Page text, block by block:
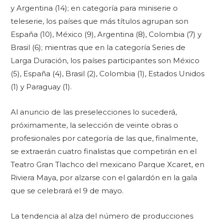
y Argentina (14); en categoría para miniserie o
teleserie, los países que más títulos agrupan son
España (10), México (9), Argentina (8), Colombia (7) y
Brasil (6); mientras que en la categoría Series de
Larga Duración, los países participantes son México
(5), España (4), Brasil (2), Colombia (1), Estados Unidos
(1) y Paraguay (1).
Al anuncio de las preselecciones lo sucederá,
próximamente, la selección de veinte obras o
profesionales por categoría de las que, finalmente,
se extraerán cuatro finalistas que competirán en el
Teatro Gran Tlachco del mexicano Parque Xcaret, en
Riviera Maya, por alzarse con el galardón en la gala
que se celebrará el 9 de mayo.
La tendencia al alza del número de producciones